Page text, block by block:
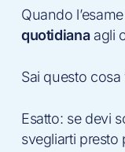
Quando
quotidiana agli
Sai questo
Esatto: se devi
svegliarti presto